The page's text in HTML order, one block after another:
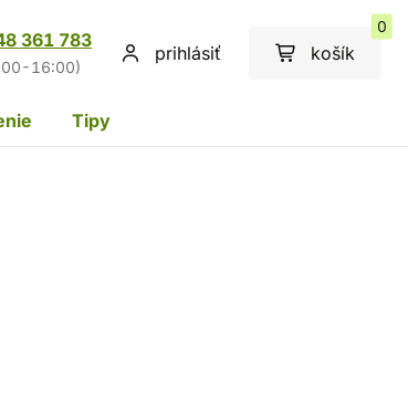
361 783
16:00)
prihlásiť košík
0
Tipy